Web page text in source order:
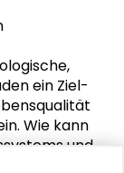
ein Ziel-
Wie kann
und